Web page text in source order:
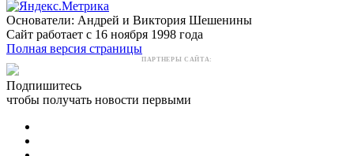
Основатели: Андрей и Виктория Шешенины
Сайт работает с 16 ноября 1998 года
Полная версия страницы
ПАРТНЕРЫ САЙТА:
Подпишитесь
чтобы получать новости первыми